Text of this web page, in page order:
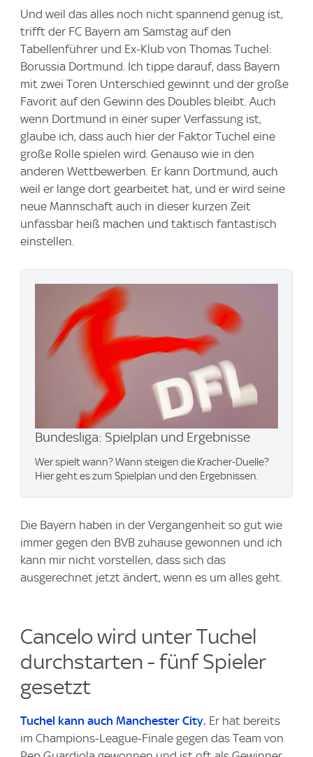
Und weil das alles noch nicht spannend genug ist,
trifft der FC Bayern am Samstag auf den
Tabellenführer und Ex-Klub von Thomas Tuchel:
Borussia Dortmund. Ich tippe darauf, dass Bayern
mit zwei Toren Unterschied gewinnt und der große
Favorit auf den Gewinn des Doubles bleibt. Auch
wenn Dortmund in einer super Verfassung ist,
glaube ich, dass auch hier der Faktor Tuchel eine
große Rolle spielen wird. Genauso wie in den
anderen Wettbewerben. Er kann Dortmund, auch
weil er lange dort gearbeitet hat, und er wird seine
neue Mannschaft auch in dieser kurzen Zeit
unfassbar heiß machen und taktisch fantastisch
einstellen.
Bundesliga: Spielplan und Ergebnisse
Wer spielt wann? Wann steigen die Kracher-Duelle?
Hier geht es zum Spielplan und den Ergebnissen.
Die Bayern haben in der Vergangenheit so gut wie
immer gegen den BVB zuhause gewonnen und ich
kann mir nicht vorstellen, dass sich das
ausgerechnet jetzt ändert, wenn es um alles geht.
Cancelo wird unter Tuchel
durchstarten - fünf Spieler
gesetzt
Tuchel kann auch Manchester City. Er hat bereits
im Champions-League-Finale gegen das Team von